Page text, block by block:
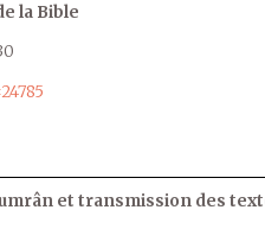
la Bible
et transmission des